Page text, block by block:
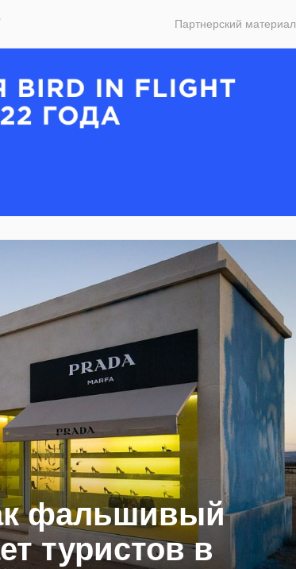
Партнерский материал
фальшивый
туристов в